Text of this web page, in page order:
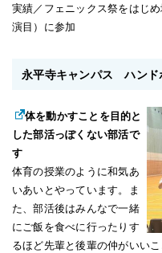
実績／フェニックス祭をはじ
演目）に参加
永平寺キャンパス ハンド
体を動かすことを目的と
した部活っぽくない部活で
す
体育の授業のように和気あ
いあいとやっています。ま
た、部活後はみんなで一緒
にご飯を食べに行ったりす
るほど先輩と後輩の仲がいい